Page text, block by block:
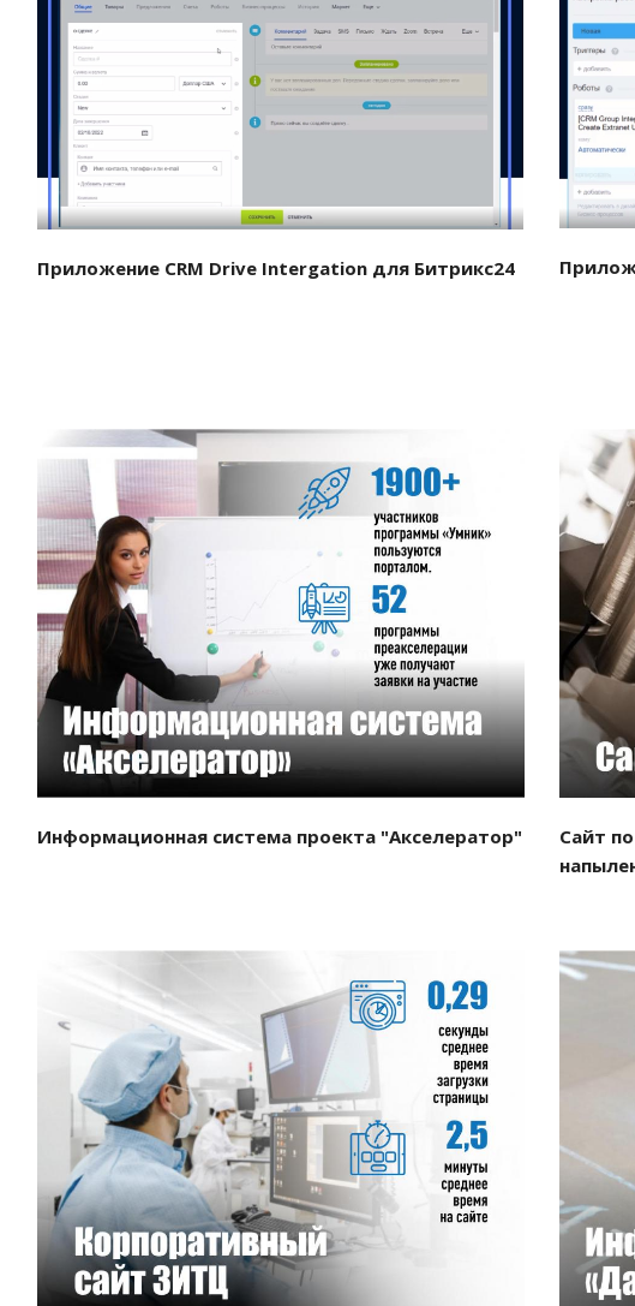
Смотреть проект
Приложение CRM Drive Intergation для Битрикс24
Смотреть проект
Информационная система проекта "Акселератор"
Сайт
Смотреть проект